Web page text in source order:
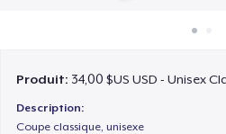
Produit: 34,00 $US USD - Unisex
Description:
Coupe classique, unisexe